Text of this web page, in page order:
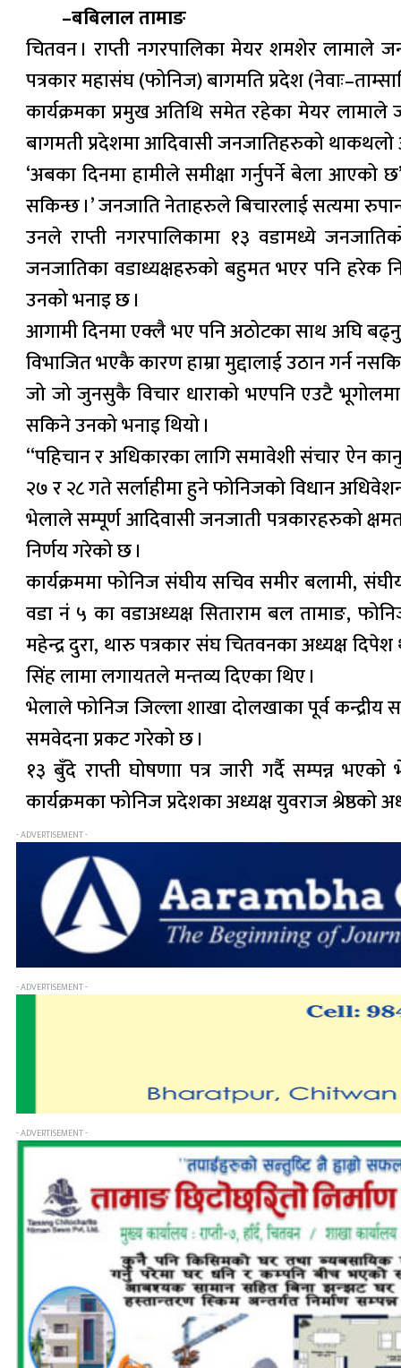
–बबिलाल तामाङ
चितवन । राप्ती नगरपालिका मेयर शमशेर लामाले
पत्रकार महासंघ (फोनिज) बागमति प्रदेश
कार्यक्रमका प्रमुख अतिथि समेत रहेका मेयर
बागमती प्रदेशमा आदिवासी जनजातिहरुको
‘अबका दिनमा हामीले समीक्षा गर्नुपर्ने बेला
सकिन्छ ।’ जनजाति नेताहरुले बिचारलाई सत्यमा
उनले राप्ती नगरपालिकामा १३ वडामध्ये
जनजातिका वडाध्यक्षहरुको बहुमत भएर पनि हरेक
उनको भनाइ छ ।
आगामी दिनमा एक्लै भए पनि अठोटका साथ अघि
विभाजित भएकै कारण हाम्रा मुद्दालाई उठान गर्न
जो जो जुनसुकै विचार धाराको भएपनि एउटै
सकिने उनको भनाइ थियो ।
“पहिचान र अधिकारका लागि समावेशी संचार ऐन
२७ र २८ गते सर्लाहीमा हुने फोनिजको विधान
भेलाले सम्पूर्ण आदिवासी जनजाती पत्रकारहरुको
निर्णय गरेको छ ।
कार्यक्रममा फोनिज संघीय सचिव समीर बलामी,
वडा नं ५ का वडाअध्यक्ष सिताराम बल तामाङ,
महेन्द्र दुरा, थारु पत्रकार संघ चितवनका अध्यक्ष
सिंह लामा लगायतले मन्तव्य दिएका थिए ।
भेलाले फोनिज जिल्ला शाखा दोलखाका पूर्व कन्द्रीय
समवेदना प्रकट गरेको छ ।
१३ बुँदे राप्ती घोषणाा पत्र जारी गर्दै सम्पन्न
कार्यक्रमका फोनिज प्रदेशका अध्यक्ष युवराज श्रेष्ठको
- ADVERTISEMENT -
- ADVERTISEMENT -
- ADVERTISEMENT -